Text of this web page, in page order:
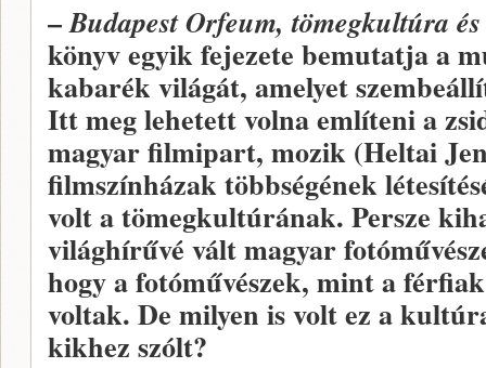
–Budapest Orfeum, tömegkultúra
könyv egyik fejezete bemutatja a
kabarék világát, amelyet
Itt meg lehetett volna említeni a
magyar filmipart, mozik (Heltai
filmszínházak többségének
volt a tömegkultúrának. Persze
világhírűvé vált magyar
hogy a fotóművészek, mint a
voltak. De milyen is volt ez a
kikhez szólt?